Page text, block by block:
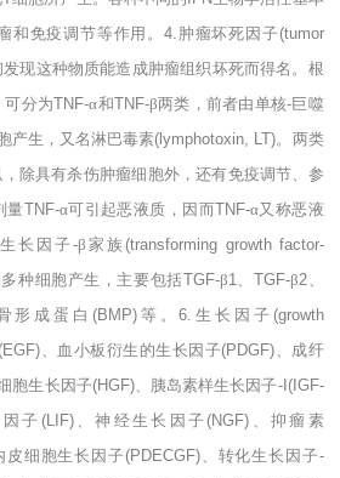
和免疫调节等作用。4. 肿瘤坏死因子(tumor
发现这种物质能造成肿瘤组织坏死而得名。根
可分为TNF-α和TNF-β两类，前者由单核-巨噬
产生，又名淋巴毒素(lymphotoxin, LT)。两类
除具有杀伤肿瘤细胞外，还有免疫调节、参
量TNF-α可引起恶液质，因而TNF-α又称恶液
长因子-β家族 (transforming growth factor-
多种细胞产生，主要包括TGF-β1、TGF-β2、
形成蛋白 (BMP)等。6. 生长因子 (growth
(EGF)、血小板衍生的生长因子(PDGF)、成纤
胞生长因子(HGF)、胰岛素样生长因子-I(IGF-
子 (LIF)、神经生长因子 (NGF) 、抑瘤素
皮细胞生长因子(PDECGF)、转化生长因子-